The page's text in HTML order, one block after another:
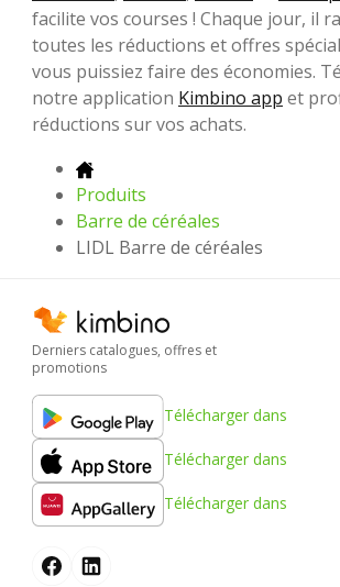
facilite vos courses ! Chaque jour, il
toutes les réductions et offres
vous puissiez faire des économies.
notre application Kimbino app et
réductions sur vos achats.
Produits
Barre de céréales
LIDL Barre de céréales
Derniers catalogues, offres et
promotions
Télécharger dans
Télécharger dans
Télécharger dans